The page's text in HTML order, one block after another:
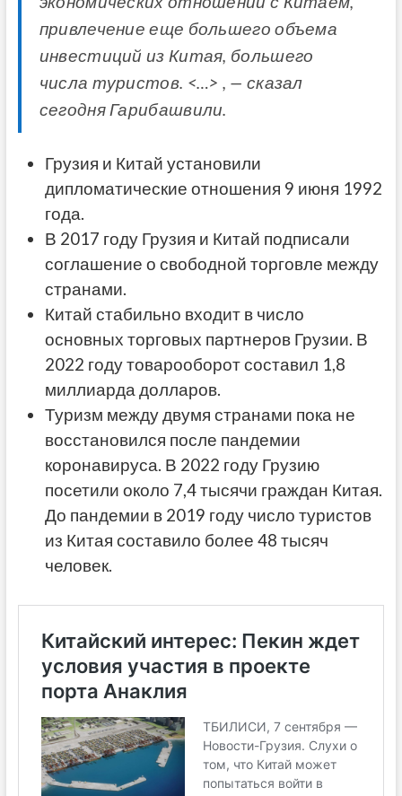
привлечение еще большего объема
инвестиций из Китая, большего
числа туристов. <…> , — сказал
сегодня Гарибашвили.
Грузия и Китай установили
дипломатические отношения 9 июня 1992
года.
В 2017 году Грузия и Китай подписали
соглашение о свободной торговле между
странами.
Китай стабильно входит в число
основных торговых партнеров Грузии. В
2022 году товарооборот составил 1,8
миллиарда долларов.
Туризм между двумя странами пока не
восстановился после пандемии
коронавируса. В 2022 году Грузию
посетили около 7,4 тысячи граждан Китая.
До пандемии в 2019 году число туристов
из Китая составило более 48 тысяч
человек.